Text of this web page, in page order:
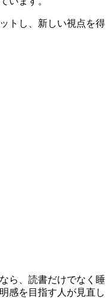
トし、新しい視点を得
ら、読書だけでなく睡
感を目指す人が見直し